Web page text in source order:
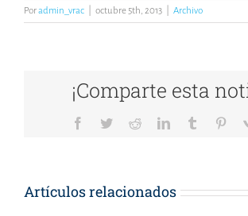
Poradmin_vrac octubre 5th, 2013 Archivo
¡Comparte esta
Facebook
TwitterRedditLinkedInTumblr
Artículos relacionados